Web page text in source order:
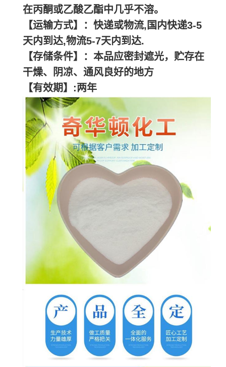
在丙酮或乙酸乙酯中几乎不溶。
【运输方式】：快递或物流,国内快递3-5
天内到达,物流5-7天内到达.
【存储条件】：本品应密封遮光，贮存在
干燥、阴凉、通风良好的地方
【有效期】:两年